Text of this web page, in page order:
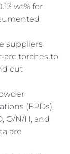
wt% for
suppliers
torches to
cut
(EPDs)
O/N/H, and
are